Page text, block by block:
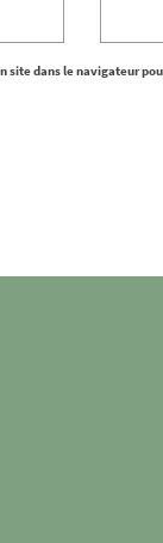
site dans le navigateur